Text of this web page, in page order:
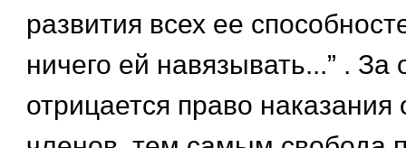
развития всех ее
ничего ей навязывать...” .
отрицается право наказания